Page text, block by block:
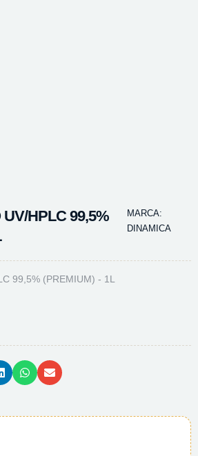
HPLC 99,5%
MARCA:
DINAMICA
99,5% (PREMIUM) - 1L